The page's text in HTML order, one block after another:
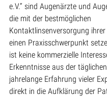
e.V.” sind Augenärzte und
die mit der bestmöglichen
Kontaktlinsenversorgung
einen Praxisschwerpunkt
ist keine kommerzielle
Erkenntnisse aus der
jahrelange Erfahrung vieler
direkt in die Aufklärung der